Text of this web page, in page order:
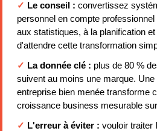
✓ Le conseil : convertissez
personnel en compte
aux statistiques, à la planification
d'attendre cette transformation
✓ La donnée clé : plus de 80 %
suivent au moins une marque.
entreprise bien menée transforme
croissance business mesurable
✓ L'erreur à éviter : vouloir traiter